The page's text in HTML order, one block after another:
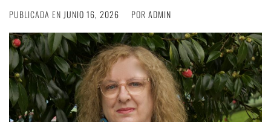
PUBLICADA EN JUNIO 16, 2026 POR ADMIN